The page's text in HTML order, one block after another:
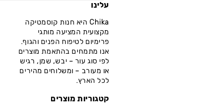
עלינו
Chika היא חנות קוסמטיקה
מקצועית המציעה מותגי
פרימיום לטיפוח הפנים והגוף.
אנו מתמחים בהתאמת מוצרים
לפי סוג עור – יבש, שמן, רגיש
או מעורב – ומשלוחים מהירים
לכל הארץ.
קטגוריות מוצרים